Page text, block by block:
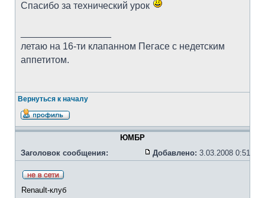
Спасибо за технический урок
летаю на 16-ти клапанном Пегасе с недетским
аппетитом.
Вернуться к началу
ЮМБР
Заголовок сообщения:
Добавлено: 3.03.2008 0:51
Renault-клуб